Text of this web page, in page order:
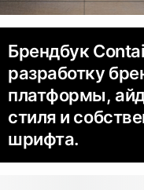
Брендбук
разработку
платформы,
стиля и
шрифта.